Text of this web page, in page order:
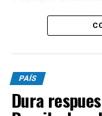
nuestro embajador
electorales cuando
a los comicios del
prisión domiciliaria
PAÍS
Dura